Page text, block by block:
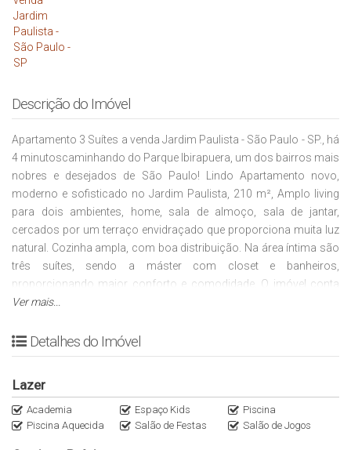
Descrição do Imóvel
Apartamento 3 Suítes a venda Jardim Paulista - São Paulo - SP., há
4 minutoscaminhando do Parque Ibirapuera, um dos bairros mais
nobres e desejados de São Paulo! Lindo Apartamento novo,
moderno e sofisticado no Jardim Paulista, 210 m², Amplo living
para dois ambientes, home, sala de almoço, sala de jantar,
cercados por um terraço envidraçado que proporciona muita luz
natural. Cozinha ampla, com boa distribuição. Na área íntima são
três suítes, sendo a máster com closet e banheiros,
proporcionando maior conforto e comodidade. O imóvel conta
ainda com área de serviço, dependência para empregada e 3
Localizado em uma das melhores ruas do bairro, região plana e
os moradores aos principais bairros da Zona Sul de São Paulo.
A Imobiliária Italiana Consultoria é especialista em apartamentos
de Alto Padrão nas regiões Oeste e Sul de São Paulo. Agende sua
Ver mais...
Detalhes do Imóvel
Lazer
Academia Espaço Kids
Piscina
Piscina Aquecida
Salão de Festas Salão de Jogos